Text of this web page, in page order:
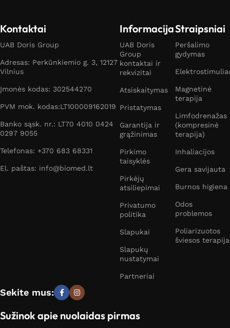
Kontaktai
UAB Doris Group
Adresas: Perkūnkiemio g. 3, 12127
Vilnius
Įmonės kodas: 302544270
PVM mok. kodas:LT100009162019
Banko sąsk. nr.: LT70 4010 0424
0297 9055
Telefonas: +370 683 68331
El. paštas: info@biomed.lt
Informacija
UAB Doris
Group
kontaktai ir
rekvizitai
Atsiskaitymas
Pristatymas
Garantija ir
grąžinimas
Pirkimo
taisyklės
Pirkėjų
atsiliepimai
Privatumo
politika
Slapukai
Slapukų
nustatymai
Partneriai
Straipsniai
Peršalimo
gydymas
Magnetinė
terapija
Limfodrenažas
(kompresinė
terapija)
Inhaliacijos
Gera savijauta
Burnos higiena
Odos
problemos
Poliarizuotos
šviesos terapija
Sekite mus:
Sužinok apie nuolaidas pirmas